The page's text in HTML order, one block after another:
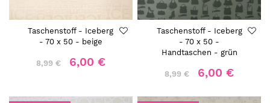
Taschenstoff - Iceberg
- 70 x 50 - beige
8,99 € 6,00 €
Taschenstoff - Iceberg
- 70 x 50 -
Handtaschen - grün
8,99 € 6,00 €